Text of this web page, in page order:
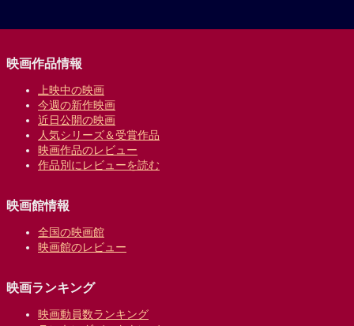
映画作品情報
上映中の映画
今週の新作映画
近日公開の映画
人気シリーズ＆受賞作品
映画作品のレビュー
作品別にレビューを読む
映画館情報
全国の映画館
映画館のレビュー
映画ランキング
映画動員数ランキング